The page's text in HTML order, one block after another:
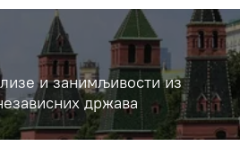
и занимљивости из
држава